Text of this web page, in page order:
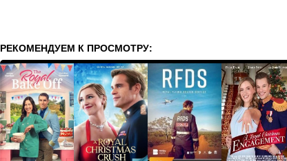
РЕКОМЕНДУЕМ К ПРОСМОТРУ: